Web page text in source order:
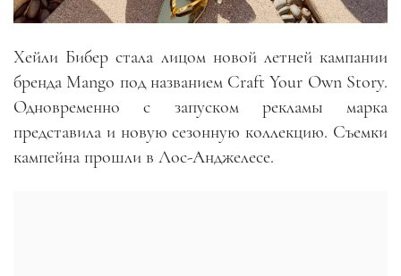
Хейли Бибер стала лицом новой летней кампании
бренда Mango под названием Craft Your Own Story.
Одновременно с запуском рекламы марка
представила и новую сезонную коллекцию. Съемки
кампейна прошли в Лос-Анджелесе.